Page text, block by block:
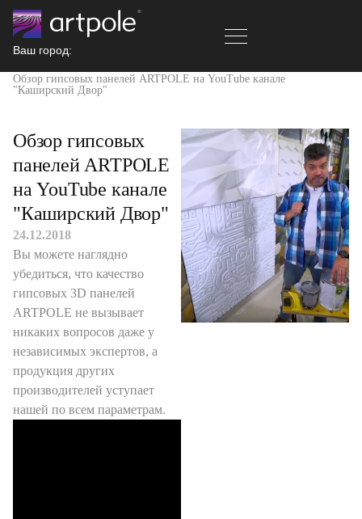
Ваш город:
Обзор гипсовых панелей ARTPOLE на YouTube канале
"Каширский Двор"
Обзор гипсовых
панелей ARTPOLE
на YouTube канале
"Каширский Двор"
24.12.2018
Вы можете наглядно
убедиться, что качество
гипсовых 3D панелей
ARTPOLE не вызывает
никаких вопросов даже у
независимых экспертов, а
продукция других
производителей уступает
нашей по всем параметрам.